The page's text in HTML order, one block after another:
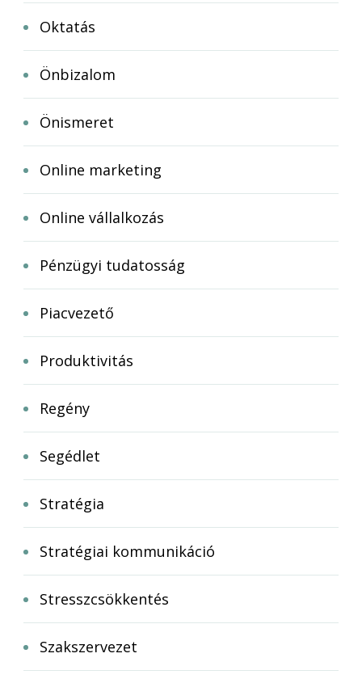
Oktatás
Önbizalom
Önismeret
Online marketing
Online vállalkozás
Pénzügyi tudatosság
Piacvezető
Produktivitás
Regény
Segédlet
Stratégia
Stratégiai kommunikáció
Stresszcsökkentés
Szakszervezet